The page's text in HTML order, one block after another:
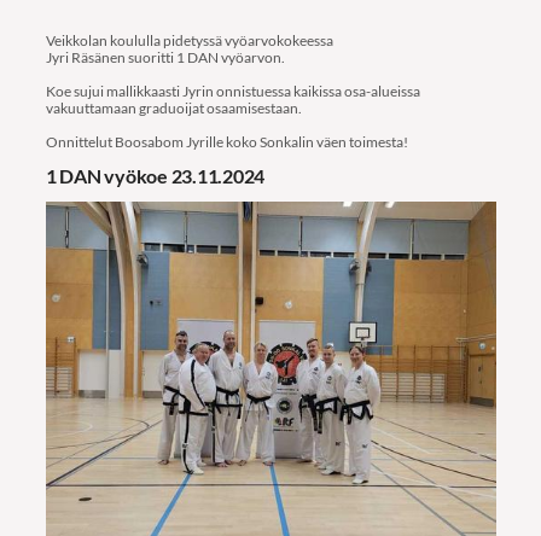
Veikkolan koululla pidetyssä vyöarvokokeessa
Jyri Räsänen suoritti 1 DAN vyöarvon.
Koe sujui mallikkaasti Jyrin onnistuessa kaikissa osa-alueissa
vakuuttamaan graduoijat osaamisestaan.
Onnittelut Boosabom Jyrille koko Sonkalin väen toimesta!
1 DAN vyökoe 23.11.2024